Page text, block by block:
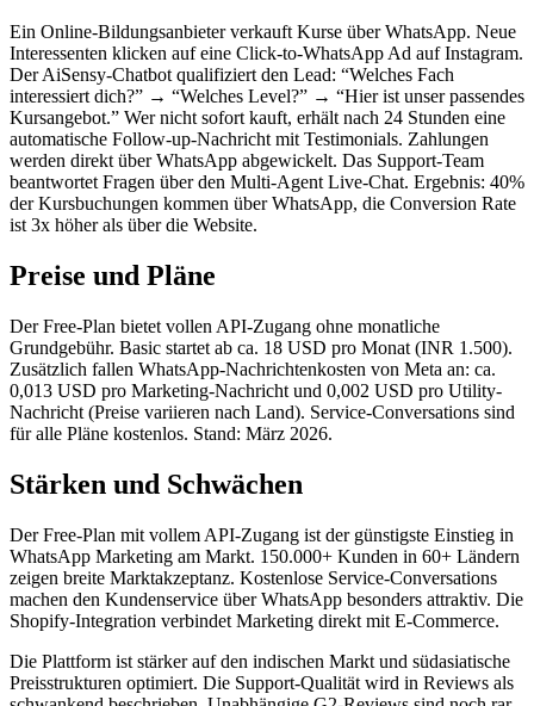
Ein Online-Bildungsanbieter verkauft Kurse über WhatsApp. Neue
Interessenten klicken auf eine Click-to-WhatsApp Ad auf Instagram.
Der AiSensy-Chatbot qualifiziert den Lead: “Welches Fach
interessiert dich?” → “Welches Level?” → “Hier ist unser passendes
Kursangebot.” Wer nicht sofort kauft, erhält nach 24 Stunden eine
automatische Follow-up-Nachricht mit Testimonials. Zahlungen
werden direkt über WhatsApp abgewickelt. Das Support-Team
beantwortet Fragen über den Multi-Agent Live-Chat. Ergebnis: 40%
der Kursbuchungen kommen über WhatsApp, die Conversion Rate
ist 3x höher als über die Website.
Preise und Pläne
Der Free-Plan bietet vollen API-Zugang ohne monatliche
Grundgebühr. Basic startet ab ca. 18 USD pro Monat (INR 1.500).
Zusätzlich fallen WhatsApp-Nachrichtenkosten von Meta an: ca.
0,013 USD pro Marketing-Nachricht und 0,002 USD pro Utility-
Nachricht (Preise variieren nach Land). Service-Conversations sind
für alle Pläne kostenlos. Stand: März 2026.
Stärken und Schwächen
Der Free-Plan mit vollem API-Zugang ist der günstigste Einstieg in
WhatsApp Marketing am Markt. 150.000+ Kunden in 60+ Ländern
zeigen breite Marktakzeptanz. Kostenlose Service-Conversations
machen den Kundenservice über WhatsApp besonders attraktiv. Die
Shopify-Integration verbindet Marketing direkt mit E-Commerce.
Die Plattform ist stärker auf den indischen Markt und südasiatische
Preisstrukturen optimiert. Die Support-Qualität wird in Reviews als